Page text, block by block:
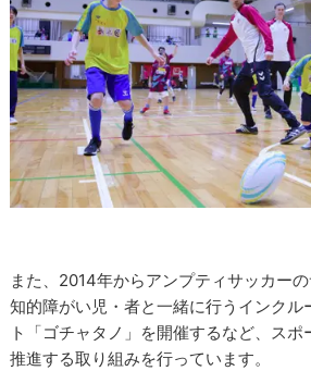
また、2014年からアンプティサッカー
知的障がい児・者と一緒に行うインクル
ト「ゴチャタノ」を開催するなど、ス
推進する取り組みを行っています。